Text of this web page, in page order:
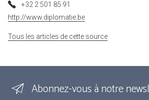
+32 2 501 85 91
http://www.diplomatie.be
Tous les articles de cette source
Abonnez-vous à notre